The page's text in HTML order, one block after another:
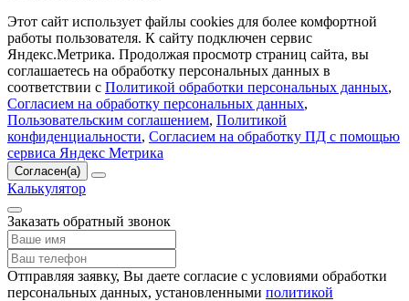
Этот сайт использует файлы cookies для более комфортной
работы пользователя. К сайту подключен сервис
Яндекс.Метрика. Продолжая просмотр страниц сайта, вы
соглашаетесь на обработку персональных данных в
соответствии с Политикой обработки персональных данных,
Согласием на обработку персональных данных,
Пользовательским соглашением, Политикой
конфиденциальности, Согласием на обработку ПД с помощью
сервиса Яндекс Метрика
Согласен(а)
Калькулятор
Заказать обратный звонок
Отправляя заявку, Вы даете согласие с условиями обработки
персональных данных, установленными политикой